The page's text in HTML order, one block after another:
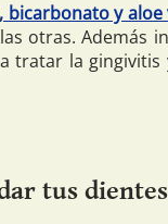
bicarbonato y aloe
otras. Además
tratar la
tus